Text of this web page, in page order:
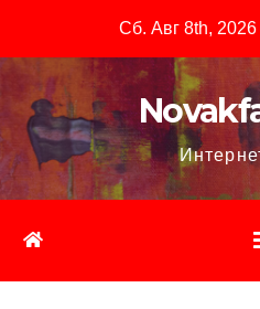
содержимому
Сб. Авг 8th, 2026